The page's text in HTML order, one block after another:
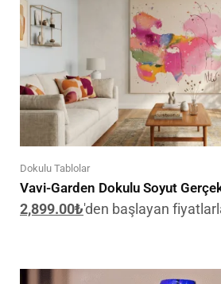
Dokulu Tablolar
Vavi-Garden Dokulu Soyut
2,899.00₺'den başlayan